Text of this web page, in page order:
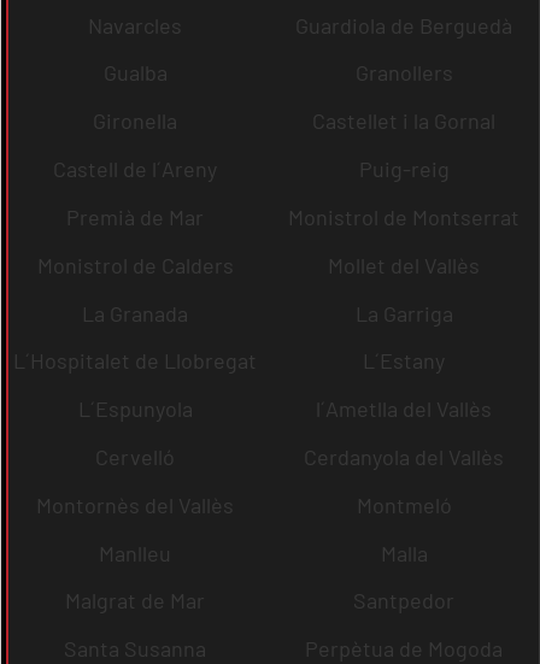
Navarcles
Guardiola de Berguedà
Gualba
Granollers
Gironella
Castellet i la Gornal
Castell de l´Areny
Puig-reig
Premià de Mar
Monistrol de Montserrat
Monistrol de Calders
Mollet del Vallès
La Granada
La Garriga
L´Hospitalet de Llobregat
L´Estany
L´Espunyola
l´Ametlla del Vallès
Cervelló
Cerdanyola del Vallès
Montornès del Vallès
Montmeló
Manlleu
Malla
Malgrat de Mar
Santpedor
Santa Susanna
Perpètua de Mogoda